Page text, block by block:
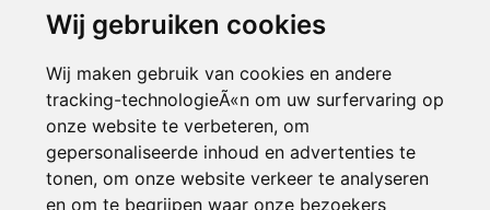
Wij gebruiken cookies
Wij maken gebruik van cookies en andere
tracking-technologieÃ«n om uw surfervaring op
onze website te verbeteren, om
gepersonaliseerde inhoud en advertenties te
tonen, om onze website verkeer te analyseren
en om te begrijpen waar onze bezoekers